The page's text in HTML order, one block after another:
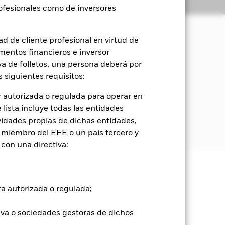
como de inversores
de cliente profesional en virtud de
financieros e inversor
de folletos, una persona deberá por
siguientes requisitos:
o regulada para operar en
incluye todas las entidades
propias de dichas entidades,
del EEE o un país tercero y
una directiva:
autorizada o regulada;
o sociedades gestoras de dichos
Holdings
del capital y rendimientos
Index (con dividendos netos), el
Mostrar menos